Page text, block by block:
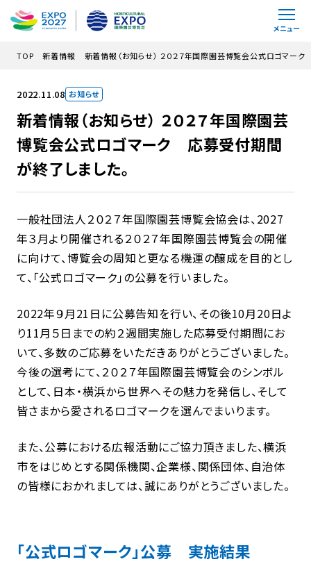
メインコンテンツにスキップ
メニュー
TOP 新着情報 新着情報（お知らせ） ２０２７年国際園芸博覧会公式ロゴマー
2022.11.08 お知らせ
新着情報（お知らせ） ２０２７年国際園芸
博覧会公式ロゴマーク 応募受付期間
が終了しました。
一般社団法人２０２７年国際園芸博覧会協会は、2027
年３月より開催される２０２７年国際園芸博覧会の開催
に向けて、博覧会の周知と更なる機運の醸成を目的とし
て、「公式ロゴマーク」の公募を行いました。
2022年９月21日に公募告知を行い、その後10月20日よ
り11月５日までの約２週間実施した応募受付期間にお
いて、多数のご応募をいただきありがとうございました。
今後の選考にて、２０２７年国際園芸博覧会のシンボル
として、日本・横浜から世界へその魅力を発信し、そして
皆さまから愛されるロゴマークを選んでまいります。
また、公募における広報活動にご協力頂きました、横浜
市をはじめとする関係機関、企業様、関係団体、自治体
の皆様におかれましては、誠にありがとうございました。
「公式ロゴマーク」公募 実施結果